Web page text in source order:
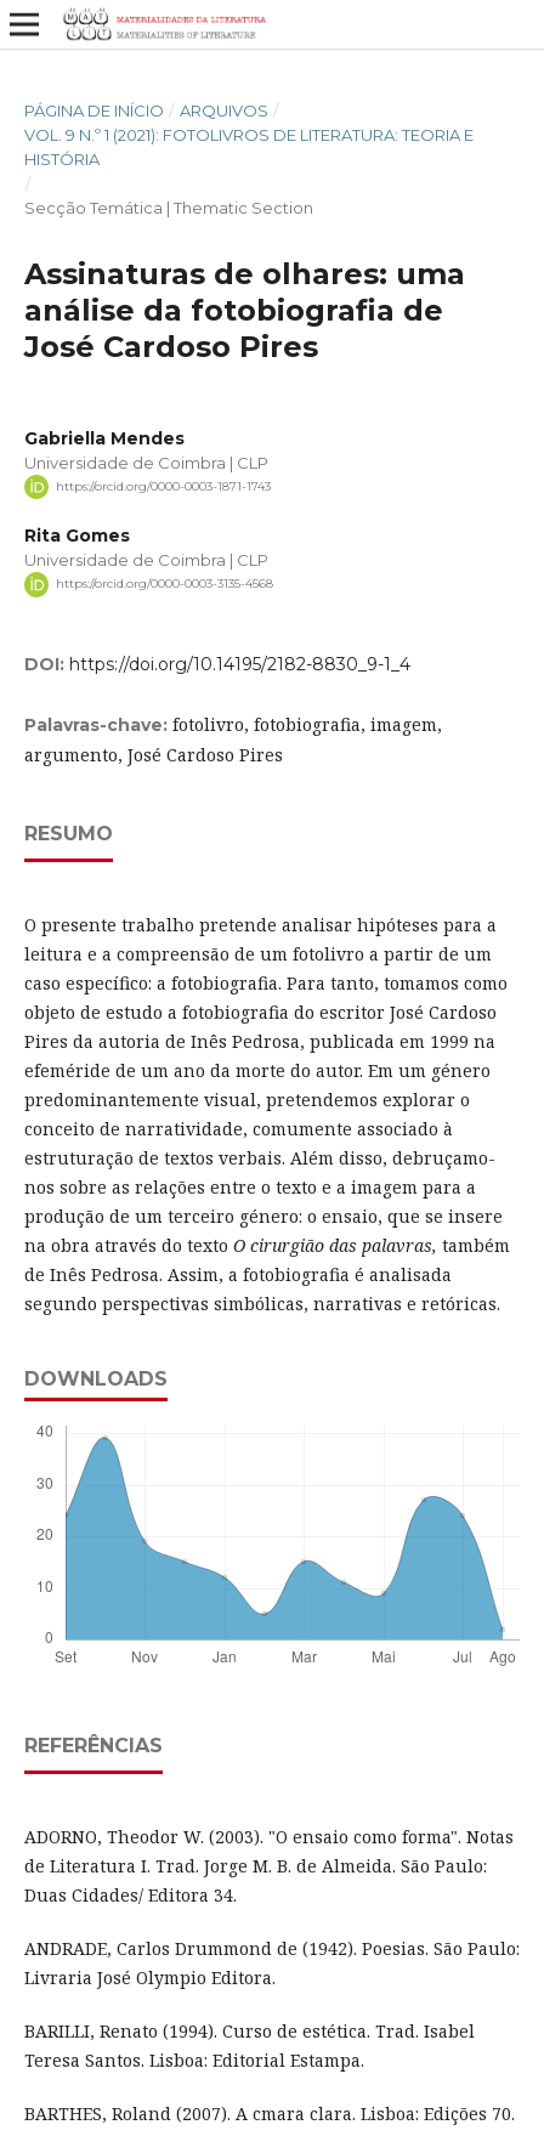
PÁGINA DE INÍCIO / ARQUIVOS /
VOL. 9 N.º 1 (2021): FOTOLIVROS DE LITERATURA: TEORIA E
HISTÓRIA
/
Secção Temática | Thematic Section
Assinaturas de olhares: uma
análise da fotobiografia de
José Cardoso Pires
Gabriella Mendes
Universidade de Coimbra | CLP
https://orcid.org/0000-0003-1871-1743
Rita Gomes
Universidade de Coimbra | CLP
https://orcid.org/0000-0003-3135-4568
DOI: https://doi.org/10.14195/2182-8830_9-1_4
Palavras-chave: fotolivro, fotobiografia, imagem,
argumento, José Cardoso Pires
RESUMO
O presente trabalho pretende analisar hipóteses para a
leitura e a compreensão de um fotolivro a partir de um
caso específico: a fotobiografia. Para tanto, tomamos como
objeto de estudo a fotobiografia do escritor José Cardoso
Pires da autoria de Inês Pedrosa, publicada em 1999 na
efeméride de um ano da morte do autor. Em um género
predominantemente visual, pretendemos explorar o
conceito de narratividade, comumente associado à
estruturação de textos verbais. Além disso, debruçamo-
nos sobre as relações entre o texto e a imagem para a
produção de um terceiro género: o ensaio, que se insere
na obra através do texto O cirurgião das palavras, também
de Inês Pedrosa. Assim, a fotobiografia é analisada
segundo perspectivas simbólicas, narrativas e retóricas.
DOWNLOADS
REFERÊNCIAS
ADORNO, Theodor W. (2003). "O ensaio como forma". Notas
de Literatura I. Trad. Jorge M. B. de Almeida. São Paulo:
Duas Cidades/ Editora 34.
ANDRADE, Carlos Drummond de (1942). Poesias. São Paulo:
Livraria José Olympio Editora.
BARILLI, Renato (1994). Curso de estética. Trad. Isabel
Teresa Santos. Lisboa: Editorial Estampa.
BARTHES, Roland (2007). A cmara clara. Lisboa: Edições 70.